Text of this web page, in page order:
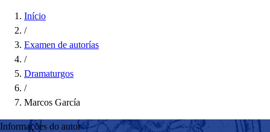
Início
/
Examen de autorías
/
Dramaturgos
/
Marcos García
Informações do autor